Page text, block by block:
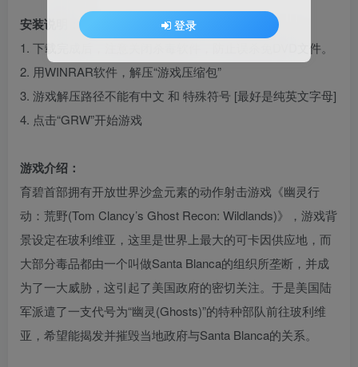
安装说明：
1. 下载完成后，注意关闭杀毒软件，防止误杀免DVD文件。
2. 用WINRAR软件，解压“游戏压缩包”
3. 游戏解压路径不能有中文 和 特殊符号 [最好是纯英文字母]
4. 点击“GRW”开始游戏
游戏介绍：
育碧首部拥有开放世界沙盒元素的动作射击游戏《幽灵行
动：荒野(Tom Clancy’s Ghost Recon: Wildlands)》，游戏背
景设定在玻利维亚，这里是世界上最大的可卡因供应地，而
大部分毒品都由一个叫做Santa Blanca的组织所垄断，并成
为了一大威胁，这引起了美国政府的密切关注。于是美国陆
军派遣了一支代号为“幽灵(Ghosts)”的特种部队前往玻利维
亚，希望能揭发并摧毁当地政府与Santa Blanca的关系。
登录